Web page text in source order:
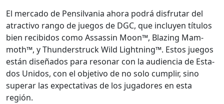
El mer­ca­do de Pen­sil­va­nia aho­ra podrá dis­fru­tar del
atrac­ti­vo ran­go de jue­gos de DGC, que incluyen títu­los
bien recibidos como Assas­sin Moon™, Blaz­ing Mam­
moth™, y Thun­der­struck Wild Light­ning™. Estos jue­gos
están dis­eña­dos para res­onar con la audi­en­cia de Esta­
dos Unidos, con el obje­ti­vo de no solo cumplir, sino
super­ar las expec­ta­ti­vas de los jugadores en esta
región.